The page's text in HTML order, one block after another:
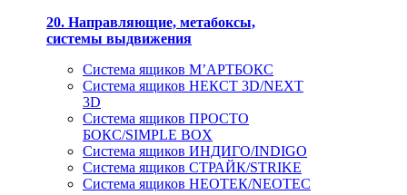
20. Направляющие, метабоксы,
системы выдвижения
Система ящиков М’АРТБОКС
Система ящиков НЕКСТ 3D/NEXT
3D
Система ящиков ПРОСТО
БОКС/SIMPLE BOX
Система ящиков ИНДИГО/INDIGO
Система ящиков СТРАЙК/STRIKE
Система ящиков НЕОТЕК/NEOTEC